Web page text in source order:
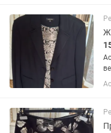
Астана.